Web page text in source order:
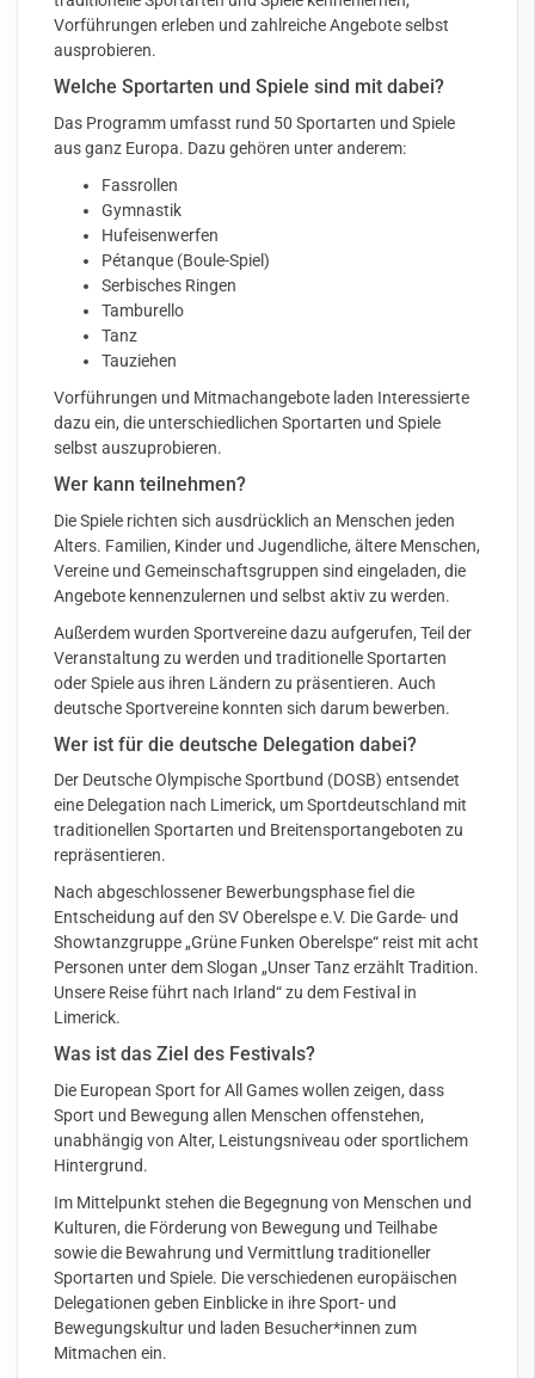
Vorführungen erleben und zahlreiche Angebote selbst
ausprobieren.
Welche Sportarten und Spiele sind mit dabei?
Das Programm umfasst rund 50 Sportarten und Spiele
aus ganz Europa. Dazu gehören unter anderem:
Fassrollen
Gymnastik
Hufeisenwerfen
Pétanque (Boule-Spiel)
Serbisches Ringen
Tamburello
Tanz
Tauziehen
Vorführungen und Mitmachangebote laden Interessierte
dazu ein, die unterschiedlichen Sportarten und Spiele
selbst auszuprobieren.
Wer kann teilnehmen?
Die Spiele richten sich ausdrücklich an Menschen jeden
Alters. Familien, Kinder und Jugendliche, ältere Menschen,
Vereine und Gemeinschaftsgruppen sind eingeladen, die
Angebote kennenzulernen und selbst aktiv zu werden.
Außerdem wurden Sportvereine dazu aufgerufen, Teil der
Veranstaltung zu werden und traditionelle Sportarten
oder Spiele aus ihren Ländern zu präsentieren. Auch
deutsche Sportvereine konnten sich darum bewerben.
Wer ist für die deutsche Delegation dabei?
Der Deutsche Olympische Sportbund (DOSB) entsendet
eine Delegation nach Limerick, um Sportdeutschland mit
traditionellen Sportarten und Breitensportangeboten zu
repräsentieren.
Nach abgeschlossener Bewerbungsphasefiel die
Entscheidung auf den SV Oberelspe e.V. Die Garde- und
Showtanzgruppe „Grüne Funken Oberelspe“ reist mit acht
Personen unter dem Slogan „Unser Tanz erzählt Tradition.
Unsere Reise führt nach Irland“ zu dem Festival in
Limerick.
Was ist das Ziel des Festivals?
Die European Sport for All Games wollen zeigen, dass
Sport und Bewegung allen Menschen offenstehen,
unabhängig von Alter, Leistungsniveau oder sportlichem
Hintergrund.
Im Mittelpunkt stehen die Begegnung von Menschen und
Kulturen, die Förderung von Bewegung und Teilhabe
sowie die Bewahrung und Vermittlung traditioneller
Sportarten und Spiele. Die verschiedenen europäischen
Delegationen geben Einblicke in ihre Sport- und
Bewegungskultur und laden Besucher*innen zum
Mitmachen ein.